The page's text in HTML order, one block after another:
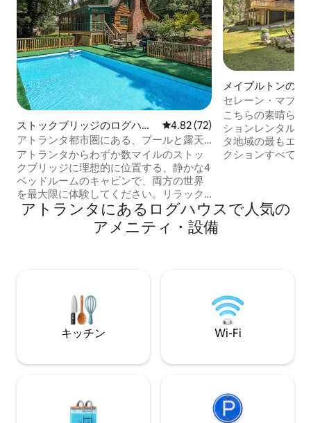
ストックブリッジのログハウ
ス
レビュー72件、5つ星中4.82つ
4.82 (72)
アトランタ都市圏にある、プールと露天
風呂付きの快適な4寝室のキャビン
アトランタからわずか数マイルのストッ
クブリッジに理想的に位置する、静かな4
ベッドルームのキャビンで、両方の世界
を最大限に体験してください。リラック
スした隠れ家で時間をお楽しみくださ
い。4寝室、2フルバス、2ハーフバス、プ
ール、ジャグジー、ファイヤーピット、
分、空港から35分と便利な場所にありま
す。平和な郊外の快適さを感じながら、
アトランタで最高の地元の食事やアクテ
ィビティをすべて楽しめます。
メイブルトンのロ
セレーン・マブル
ランタ中心街まで
こちらの素晴らし
ションレンタルを
タ地域の最もエキ
クションすべてに
キャビンは、遠足
るのに最適な拠
れたりしてみてく
アトランタにあるログハウスで人気の
アメニティ・設備
キッチン Wi-Fi